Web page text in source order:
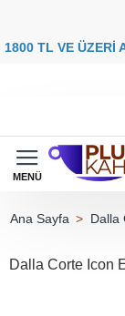
00 TL VE ÜZERİ
Dalla
Dalla Corte Icon